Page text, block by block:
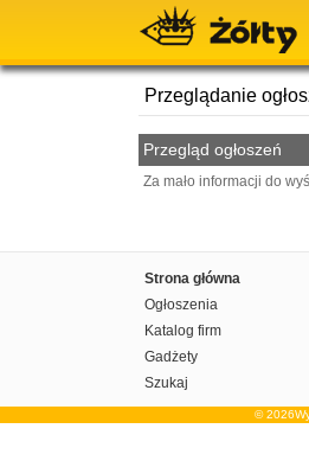
Przeglądanie
Przegląd ogłoszeń
Za mało informacji do
Strona główna
Ogłoszenia
Katalog firm
Gadżety
Szukaj
©